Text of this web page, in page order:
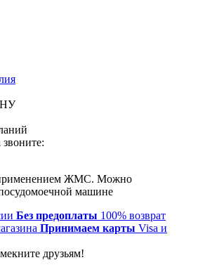
ЖМС. Можно
машине
Без предоплаты 100% возврат
Принимаем карты Visa и
друзьям!